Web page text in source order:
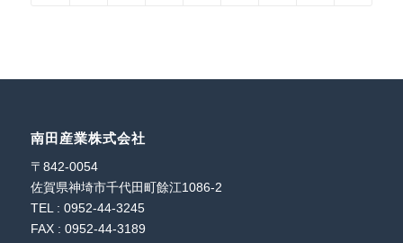
南田産業株式会社
〒842-0054
佐賀県神埼市千代田町餘江1086-2
TEL : 0952-44-3245
FAX : 0952-44-3189